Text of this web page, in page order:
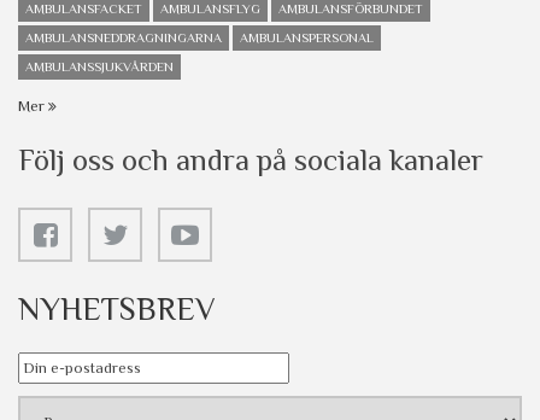
AMBULANSFACKET
AMBULANSFLYG
AMBULANSFÖRBUNDET
AMBULANSNEDDRAGNINGARNA
AMBULANSPERSONAL
AMBULANSSJUKVÅRDEN
Mer
Följ oss och andra på sociala kanaler
NYHETSBREV